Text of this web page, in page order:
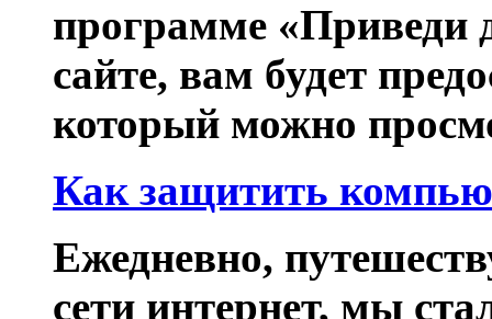
программе «Приведи
сайте, вам будет
который можно
Как защитить
Ежедневно,
сети интернет, мы